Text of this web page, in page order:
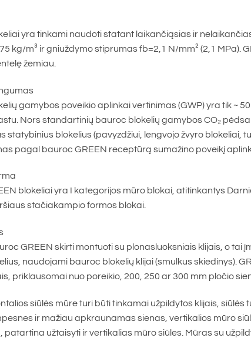
yra tinkami naudoti statant laikančiąsias ir
kg/m³ ir gniuždymo stiprumas fb=2,1 N/mm² (2,1 MPa).
žemiau.
gamybos poveikio aplinkai vertinimas (GWP) yra tik ~
Nors standartinių bauroc blokelių gamybos CO₂
statybinius blokelius (pavyzdžiui, lengvojo žvyro blokeliai,
pagal bauroc GREEN receptūrą sumažino poveikį
blokeliai yra I kategorijos mūro blokai, atitinkantys
stačiakampio formos blokai.
GREEN skirti montuoti su plonasluoksniais klijais, o tai
naudojami bauroc blokelių klijai (smulkus skiedinys).
priklausomai nuo poreikio, 200, 250 ar 300 mm pločio
siūlės mūre turi būti tinkamai užpildytos klijais, siūlės
ir mažiau apkraunamas sienas, vertikalios mūro
patartina užtaisyti ir vertikalias mūro siūles. Mūras su